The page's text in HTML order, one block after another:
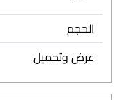
الحجم
عرض وتحميل